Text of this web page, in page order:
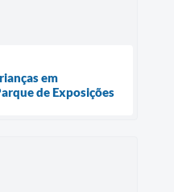
em
de Exposições